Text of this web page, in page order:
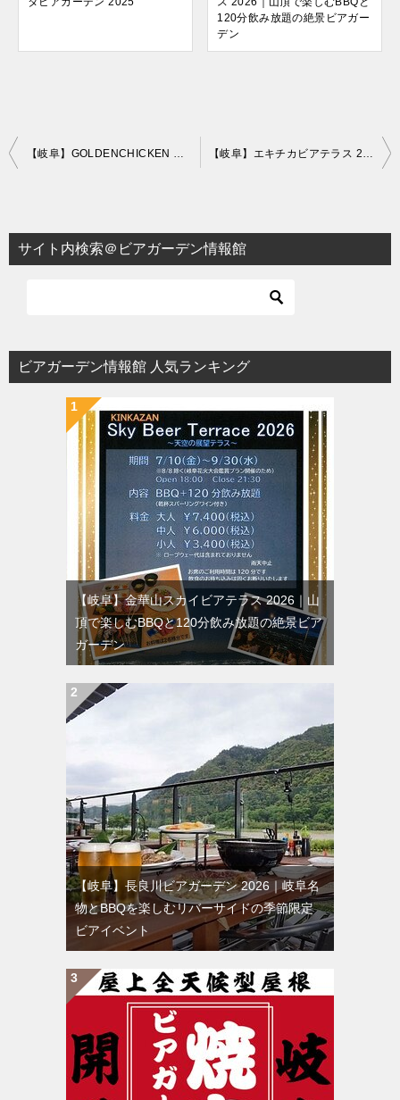
120分飲み放題の絶景ビアガー
デン
投
ビ
ゲ
ョ
ン
【岐阜】GOLDENCHICKEN ビアガーデン 2025 【岐阜】エキチカビアテラス 2025
サイト内検索＠ビアガーデン情報館
ビアガーデン情報館 人気ランキング
【岐阜】金華山スカイビアテラス 2026｜山
頂で楽しむBBQと120分飲み放題の絶景ビア
ガーデン
【岐阜】長良川ビアガーデン 2026｜岐阜名
物とBBQを楽しむリバーサイドの季節限定
ビアイベント